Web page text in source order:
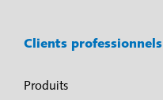
Clients professionnels
Produits